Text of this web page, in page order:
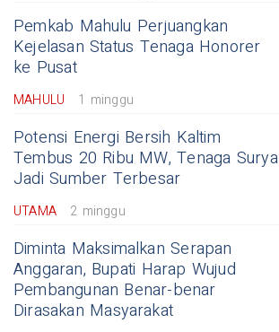
Pemkab Mahulu Perjuangkan
Kejelasan Status Tenaga Honorer
ke Pusat
MAHULU 1 minggu
Potensi Energi Bersih Kaltim
Tembus 20 Ribu MW, Tenaga Surya
Jadi Sumber Terbesar
UTAMA 2 minggu
Diminta Maksimalkan Serapan
Anggaran, Bupati Harap Wujud
Pembangunan Benar-benar
Dirasakan Masyarakat